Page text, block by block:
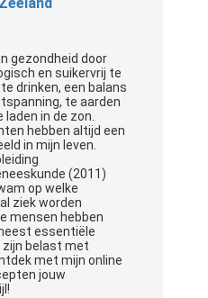
gezondheid door
en suikervrij te
drinken, een balans
te aarden
laden in de zon.
hebben altijd een
in mijn leven.
(2011)
op welke
ziek worden
mensen hebben
essentiële
belast met
met mijn online
jouw